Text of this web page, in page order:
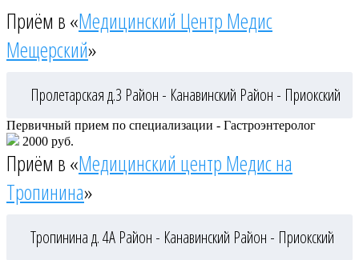
Приём в «Медицинский Центр Медис
Мещерский»
Пролетарская д.3 Район - Канавинский Район - Приокский
Первичный прием по специализации - Гастроэнтеролог
2000 руб.
Приём в «Медицинский центр Медис на
Тропинина»
Тропинина д. 4А Район - Канавинский Район - Приокский